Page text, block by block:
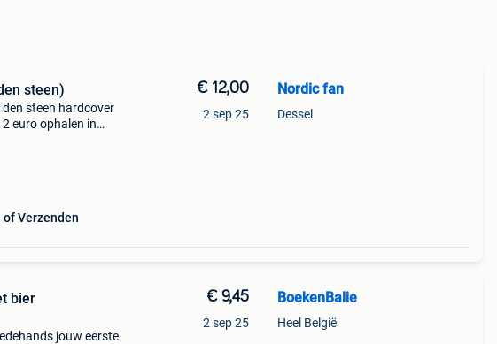
steen)
steen hardcover
euro ophalen in
of Verzenden
€ 12,00
2 sep 25
Nordic fan
Dessel
bier
jouw eerste
€ 9,45
2 sep 25
BoekenBalie
Heel België